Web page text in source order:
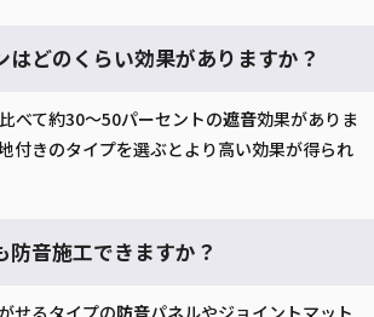
はどのくらい効果がありますか？
べて約30〜50パーセントの遮音効果がありま
付きのタイプを選ぶとより高い効果が得られ
防音施工できますか？